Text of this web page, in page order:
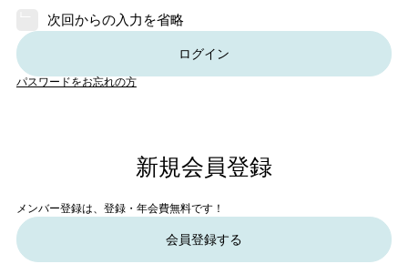
次回からの入力を省略
ログイン
パスワードをお忘れの方
新規会員登録
メンバー登録は、登録・年会費無料です！
会員登録する